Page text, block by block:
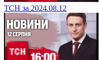
ТСН за 2024.08.12